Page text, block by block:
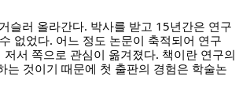
슬러 올라간다. 박사를 받고 15년간은 연구
없었다. 어느 정도 논문이 축적되어 연구
서 쪽으로 관심이 옮겨졌다. 책이란 연구의
것이기 때문에 첫 출판의 경험은 학술논